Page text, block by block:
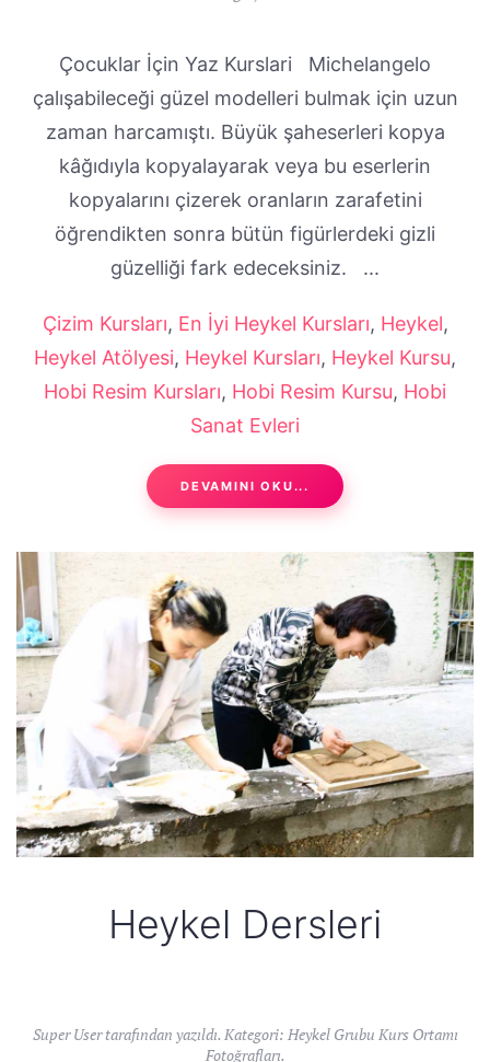
Çocuklar İçin Yaz Kurslari Michelangelo
çalışabileceği güzel modelleri bulmak için uzun
zaman harcamıştı. Büyük şaheserleri kopya
kâğıdıyla kopyalayarak veya bu eserlerin
kopyalarını çizerek oranların zarafetini
öğrendikten sonra bütün figürlerdeki gizli
güzelliği fark edeceksiniz. ...
Çizim Kursları, En İyi Heykel Kursları, Heykel,
Heykel Atölyesi, Heykel Kursları, Heykel Kursu,
Hobi Resim Kursları, Hobi Resim Kursu, Hobi
Sanat Evleri
DEVAMINI OKU...
Heykel Dersleri
Super User tarafından yazıldı. Kategori: Heykel Grubu Kurs Ortamı
Fotoğrafları.